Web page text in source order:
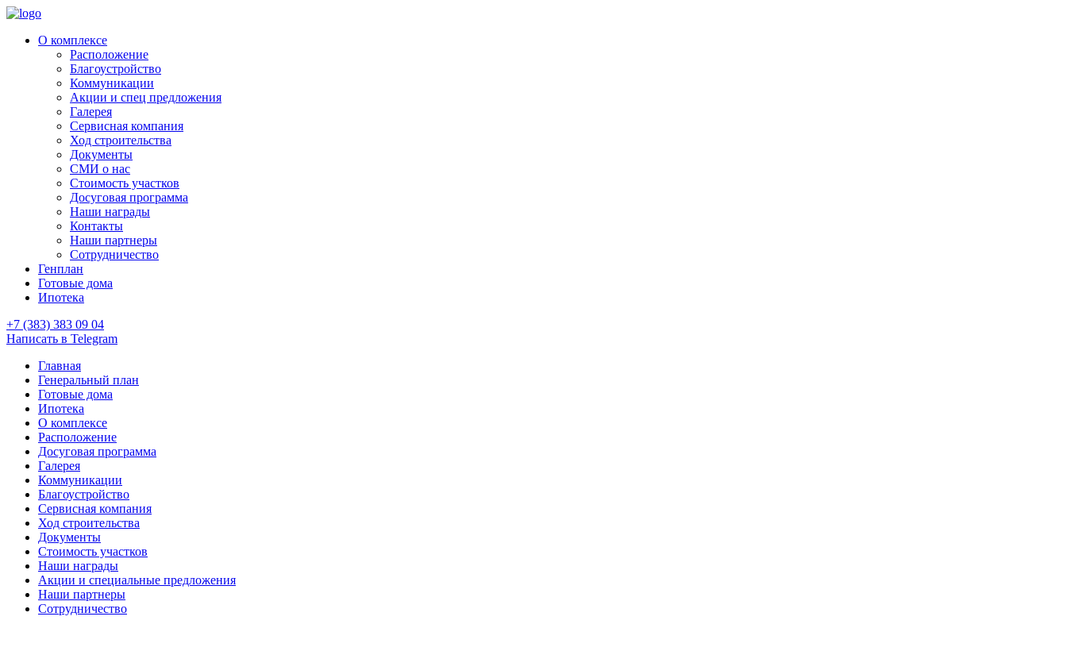
О комплексе
Расположение
Благоустройство
Коммуникации
Акции и спец предложения
Галерея
Сервисная компания
Ход строительства
Документы
СМИ о нас
Стоимость участков
Досуговая программа
Наши награды
Контакты
Наши партнеры
Сотрудничество
Генплан
Готовые дома
Ипотека
+7 (383) 383 09 04
Написать в Telegram
Главная
Генеральный план
Готовые дома
Ипотека
О комплексе
Расположение
Досуговая программа
Галерея
Коммуникации
Благоустройство
Сервисная компания
Ход строительства
Документы
Стоимость участков
Наши награды
Акции и специальные предложения
Наши партнеры
Сотрудничество